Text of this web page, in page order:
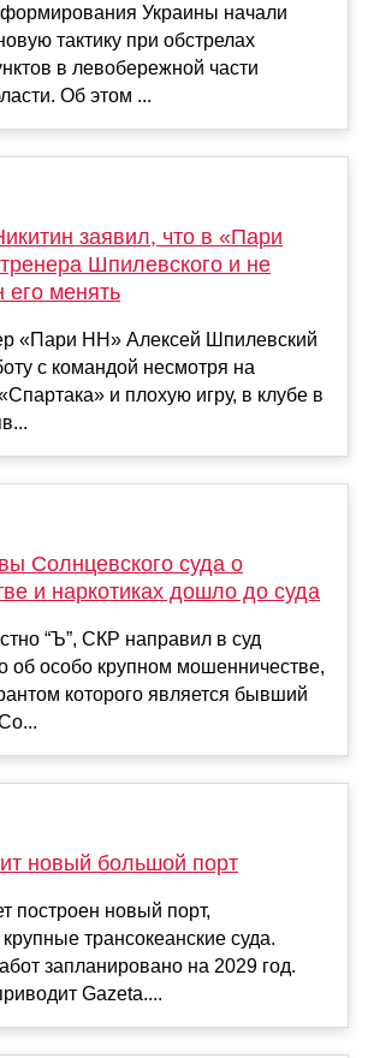
Украины начали
тактику при обстрелах
в левобережной части
Об этом ...
заявил, что в «Пари
Шпилевского и не
его менять
«Пари НН» Алексей Шпилевский
с командой несмотря на
и плохую игру, в клубе в
Солнцевского суда о
и наркотиках дошло до суда
“Ъ”, СКР направил в суд
об особо крупном мошенничестве,
которого является бывший
новый большой порт
построен новый порт,
трансокеанские суда.
запланировано на 2029 год.
Gazeta....